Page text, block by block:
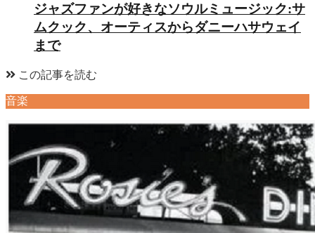
ジャズファンが好きなソウルミュージック:サ
ムクック、オーティスからダニーハサウェイ
まで
この記事を読む
音楽